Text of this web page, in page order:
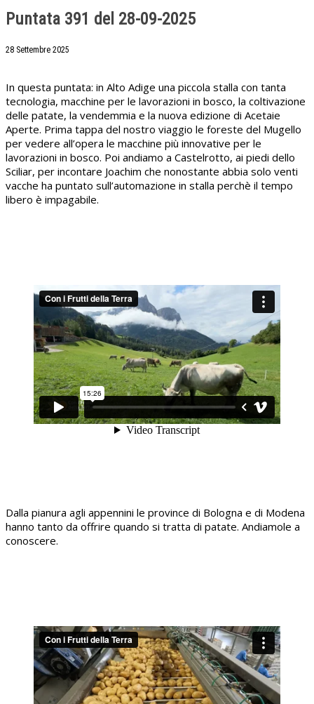
Puntata 391 del 28-09-2025
28 Settembre 2025
In questa puntata: in Alto Adige una piccola stalla con tanta
tecnologia, macchine per le lavorazioni in bosco, la coltivazione
delle patate, la vendemmia e la nuova edizione di Acetaie
Aperte. Prima tappa del nostro viaggio le foreste del Mugello
per vedere all’opera le macchine più innovative per le
lavorazioni in bosco. Poi andiamo a Castelrotto, ai piedi dello
Sciliar, per incontare Joachim che nonostante abbia solo venti
vacche ha puntato sull’automazione in stalla perchè il tempo
libero è impagabile.
Dalla pianura agli appennini le province di Bologna e di Modena
hanno tanto da offrire quando si tratta di patate. Andiamole a
conoscere.